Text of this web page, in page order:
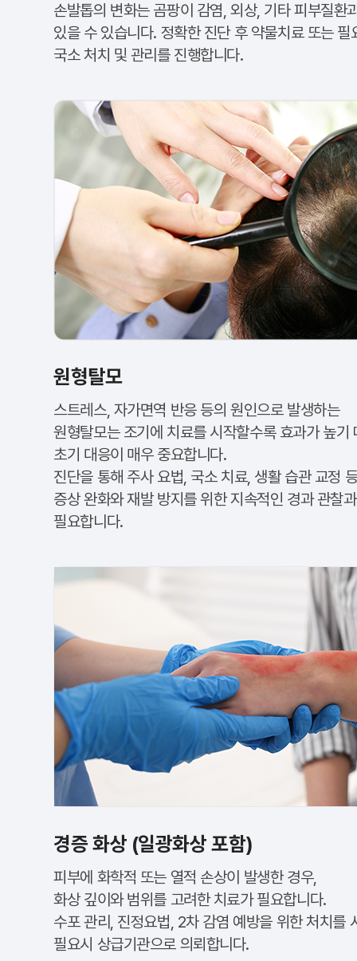
손발톱의 변화는 곰팡이 감염, 외상, 기타 피부질환
있을 수 있습니다. 정확한 진단 후 약물치료 또는 필
국소 처치 및 관리를 진행합니다.
원형탈모
스트레스, 자가면역 반응 등의 원인으로 발생하는
원형탈모는 조기에 치료를 시작할수록 효과가 높기
초기 대응이 매우 중요합니다.
진단을 통해 주사 요법, 국소 치료, 생활 습관 교정
증상 완화와 재발 방지를 위한 지속적인 경과 관찰
필요합니다.
경증 화상 (일광화상 포함)
피부에 화학적 또는 열적 손상이 발생한 경우,
화상 깊이와 범위를 고려한 치료가 필요합니다.
수포 관리, 진정요법, 2차 감염 예방을 위한 처치를
필요시 상급기관으로 의뢰합니다.